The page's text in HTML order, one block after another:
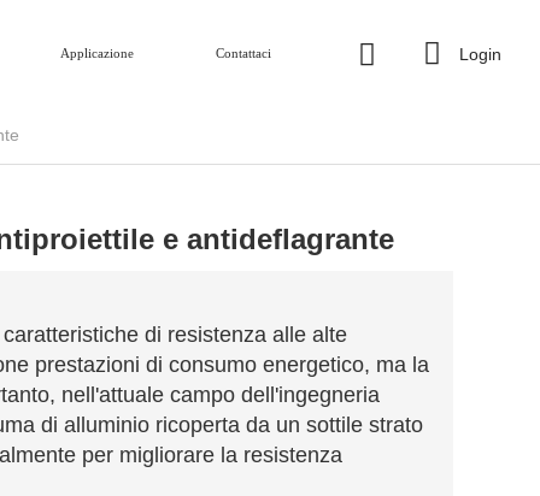
Applicazione Contattaci Login
e antideflagrante
di resistenza alle alte
prestazioni di consumo energetico, ma la
nell'attuale campo dell'ingegneria
di alluminio ricoperta da un sottile strato
per migliorare la resistenza